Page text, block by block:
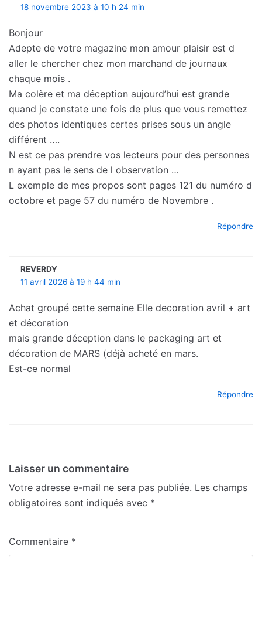
18 novembre 2023 à 10 h 24 min
Bonjour
Adepte de votre magazine mon amour plaisir est d
aller le chercher chez mon marchand de journaux
chaque mois .
Ma colère et ma déception aujourd’hui est grande
quand je constate une fois de plus que vous remettez
des photos identiques certes prises sous un angle
différent ….
N est ce pas prendre vos lecteurs pour des personnes
n ayant pas le sens de l observation …
L exemple de mes propos sont pages 121 du numéro d
octobre et page 57 du numéro de Novembre .
Répondre
REVERDY
11 avril 2026 à 19 h 44 min
Achat groupé cette semaine Elle decoration avril + art
et décoration
mais grande déception dans le packaging art et
décoration de MARS (déjà acheté en mars.
Est-ce normal
Répondre
Laisser un commentaire
Votre adresse e-mail ne sera pas publiée. Les champs
obligatoires sont indiqués avec *
Commentaire *